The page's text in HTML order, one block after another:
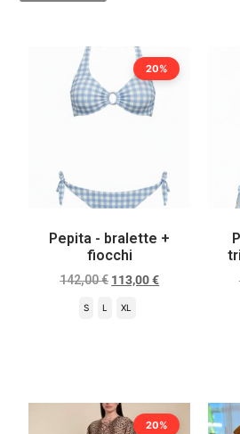
20%
Pepita - bralette +
fiocchi
142,00€ 113,00€
S L XL
20%